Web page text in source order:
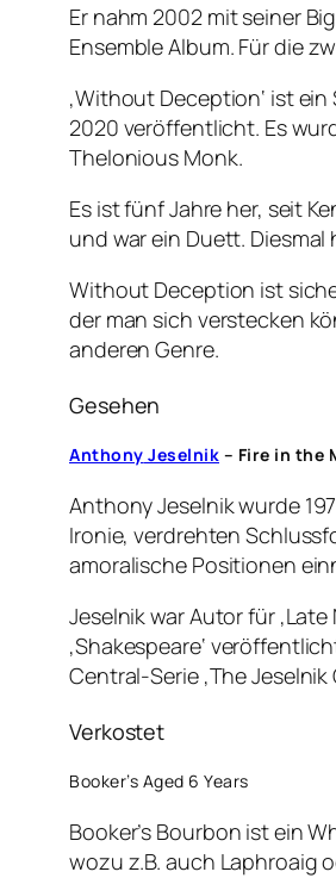
Er nahm 2002 mit seiner
Ensemble Album. Für die
‚Without Deception‘ ist
2020 veröffentlicht. Es
Thelonious Monk.
Es ist fünf Jahre her, seit
und war ein Duett.
Without Deception ist
der man sich verstecken
anderen Genre.
Gesehen
Anthony Jeselnik – Fire in the
Anthony Jeselnik wurde
Ironie, verdrehten
amoralische Positionen
Jeselnik war Autor für
‚Shakespeare‘
Central-Serie ‚The
Verkostet
Booker’s Aged 6 Years
Booker’s Bourbon ist ein
wozu z.B. auch Laphroaig